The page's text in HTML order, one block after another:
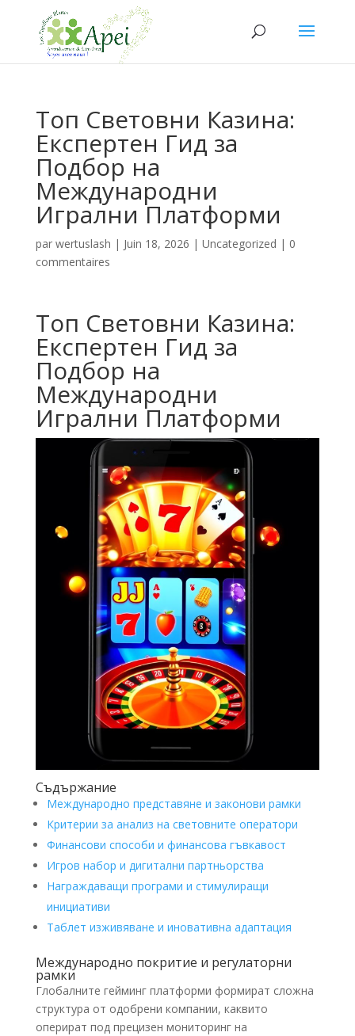
Топ Световни Казина:
Експертен Гид за
Подбор на
Международни
Игрални Платформи
par wertuslash | Juin 18, 2026 | Uncategorized | 0
commentaires
Топ Световни Казина:
Експертен Гид за
Подбор на
Международни
Игрални Платформи
Съдържание
Международно представяне и законови рамки
Критерии за анализ на световните оператори
Финансови способи и финансова гъвкавост
Игров набор и дигитални партньорства
Награждаващи програми и стимулиращи
инициативи
Таблет изживяване и иновативна адаптация
Международно покритие и регулаторни
рамки
Глобалните гейминг платформи формират сложна
структура от одобрени компании, каквито
оперират под прецизен мониторинг на